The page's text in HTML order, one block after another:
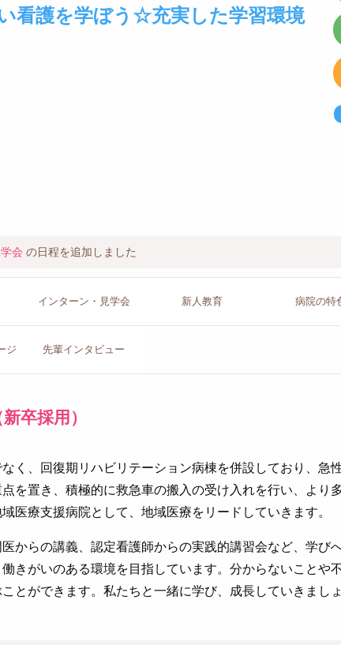
看護を学ぼう☆充実した学習環境
学会 の日程を追加しました
インターン ・見学会 新人教育 病院の特
ジ 先輩イン タビュー
卒採用）
く、回復期リハビリテーション病棟を併設しており、急
を置き、積極的に救急車の搬入の受け入れを行い、より
医療支援病院として、地域医療をリードしていきます。
からの講義、認定看護師からの実践的講習会など、学び
きがいのある環境を目指しています。分からないことや
とができます。私たちと一緒に学び、成長していきましょ